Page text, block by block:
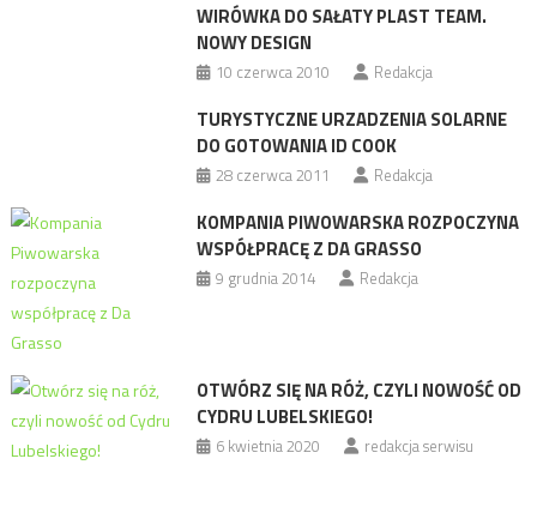
WIRÓWKA DO SAŁATY PLAST TEAM.
NOWY DESIGN
10 czerwca 2010 Redakcja
TURYSTYCZNE URZADZENIA SOLARNE
DO GOTOWANIA ID COOK
28 czerwca 2011 Redakcja
KOMPANIA PIWOWARSKA ROZPOCZYNA
WSPÓŁPRACĘ Z DA GRASSO
9 grudnia 2014 Redakcja
OTWÓRZ SIĘ NA RÓŻ, CZYLI NOWOŚĆ OD
CYDRU LUBELSKIEGO!
6 kwietnia 2020 redakcja serwisu